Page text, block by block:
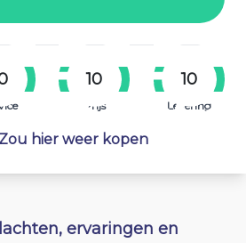
10
Prijs
10
Levering
Zou hier weer kopen
ervaringen en